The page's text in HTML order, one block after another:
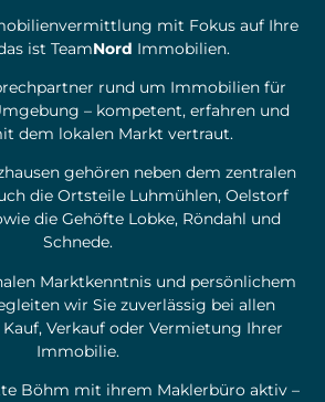
mit Fokus auf Ihre
ist TeamNord Immobilien.
rund um Immobilien für
– kompetent, erfahren und
dem lokalen Markt vertraut.
gehören neben dem zentralen
die Ortsteile Luhmühlen, Oelstorf
die Gehöfte Lobke, Röndahl und
Schnede.
Marktkenntnis und persönlichem
wir Sie zuverlässig bei allen
Verkauf oder Vermietung Ihrer
Immobilie.
Böhm mit ihrem Maklerbüro aktiv –